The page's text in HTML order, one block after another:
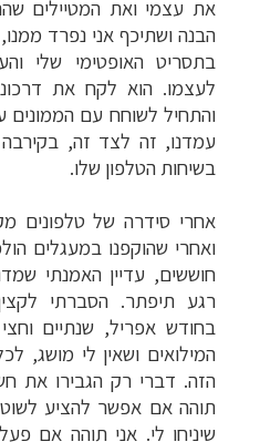
את עצמי ואת המטיילים
הבנה ושתיכף אני נפרד
בתסריט האופטימי שלי
לעצמו. הוא לקח את
והתחיל לשוחח עם הממונים
עמדנו, זה לצד זה,
בשיחות הטלפון שלו.
אחרי סידרה של טלפונים
ואחרי שהוקפנו במעגלים
חוששים, עדיין האמנתי
רגע תיפתר. הסברתי
בחודש אפריל, שנתיים
המילואים ושאין לי מושג,
הזה. דברי רק הגבירו את
תוהה אם אפשר להציע
שיניחו לי. אני תוהה אם